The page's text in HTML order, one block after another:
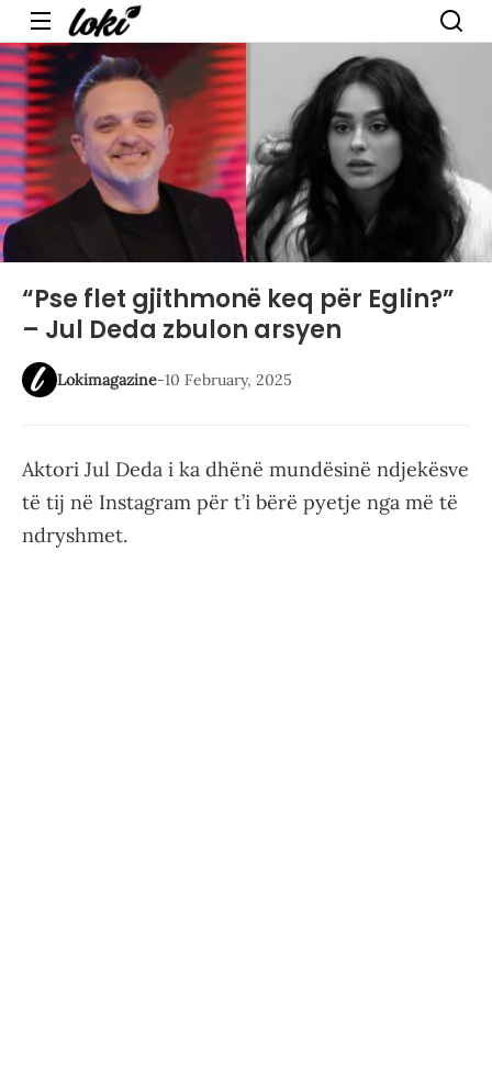
Menu
“Pse flet gjithmonë keq për Eglin?”
– Jul Deda zbulon arsyen
Lokimagazine-10 February, 2025
Aktori Jul Deda i ka dhënë mundësinë ndjekësve
të tij në Instagram për t’i bërë pyetje nga më të
ndryshmet.